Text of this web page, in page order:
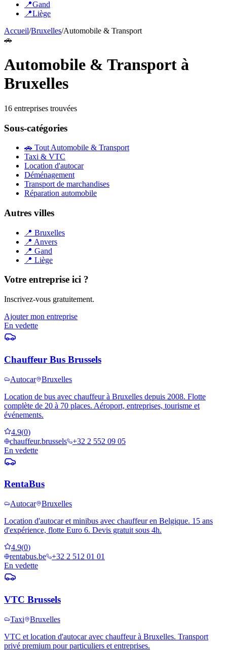
📍Gand
📍Liège
Accueil/Bruxelles/Automobile & Transport
🚗
Automobile & Transport à
Bruxelles
16 entreprises trouvées
Sous-catégories
🚗 Tout Automobile & Transport
Taxi & VTC
Location d'autocar
Déménagement
Transport de marchandises
Réparation automobile
Autres villes
📍 Bruxelles
📍 Anvers
📍 Gand
📍 Liège
Votre entreprise ici ?
Inscrivez-vous gratuitement.
Ajouter mon entreprise
En vedette
Chauffeur Bus Brussels
Autocar
Bruxelles
Location de bus avec chauffeur à Bruxelles depuis 2008. Flotte
complète de 20 à 70 places. Aéroport, entreprises, tourisme et
événements.
4.9(0)
chauffeur.brussels
+32 2 552 09 05
En vedette
RentaBus
Autocar
Bruxelles
Location d'autocar et minibus avec chauffeur en Belgique. 15 ans
d'expérience, flotte Euro 6. Devis gratuit sous 4h.
4.9(0)
rentabus.be
+32 2 512 01 01
En vedette
VTC Brussels
Taxi
Bruxelles
VTC et location d'autocar avec chauffeur à Bruxelles. Transport
privé premium pour particuliers et entreprises.